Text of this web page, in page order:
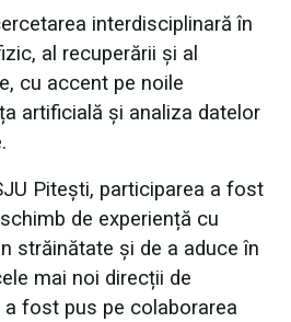
interdisciplinară în
al recuperării și al
cu accent pe noile
artificială și analiza datelor
Pitești, participarea a fost
de experiență cu
străinătate și de a aduce în
mai noi direcții de
fost pus pe colaborarea